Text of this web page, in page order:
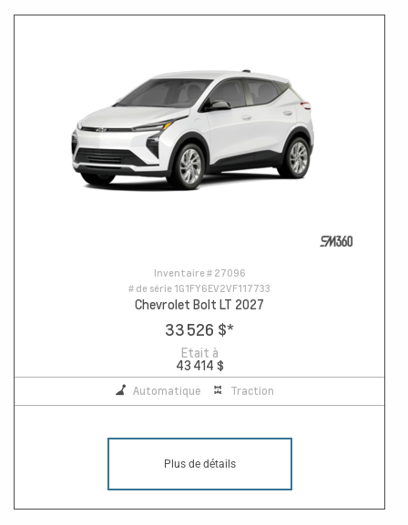
Inventaire # 27096
# de série 1G1FY6EV2VF117733
Chevrolet Bolt LT 2027
33 526 $*
Etait à
43 414 $
Automatique Traction
Plus de détails